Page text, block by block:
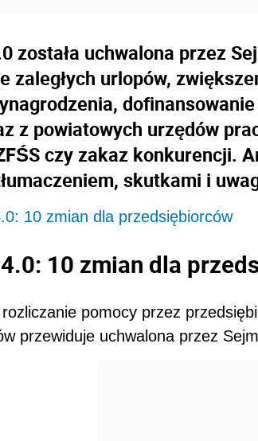
została uchwalona przez
zaległych urlopów,
z powiatowych urzędów
czy zakaz konkurencji.
skutkami i
10 zmian dla przedsiębiorców
10 zmian dla
pomocy przez
przewiduje uchwalona przez